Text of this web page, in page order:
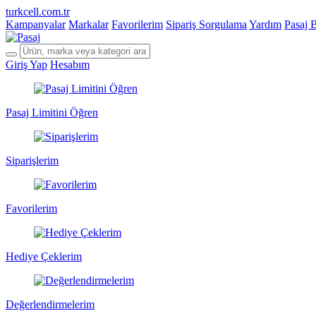
turkcell.com.tr
Kampanyalar Markalar Favorilerim Sipariş Sorgulama Yardım Pasaj
Giriş Yap Hesabım
Pasaj Limitini Öğren
Siparişlerim
Favorilerim
Hediye Çeklerim
Değerlendirmelerim